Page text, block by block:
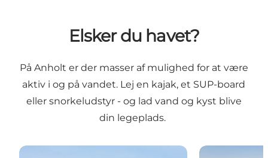
Elsker du havet?
På Anholt er der masser af mulighed for at være
aktiv i og på vandet. Lej en kajak, et SUP-board
eller snorkeludstyr - og lad vand og kyst blive
din legeplads.
Og - er du til vandsport? Find de